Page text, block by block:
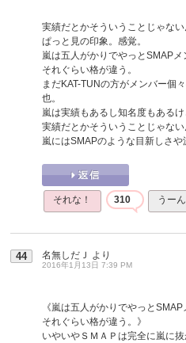
実績だとかそういうことじゃない
ぱっと見の印象。感覚。
嵐は五人がかりでやっとSMAPメ
それぐらい格が違う。
まだKAT-TUNの方がメンバー個
也。
嵐は実績もあるし知名度もある
実績だとかそういうことじゃない
嵐にはSMAPのような目新しさや
それな！ 310 うー
44 名無しだＪ より
2016年1月13日 7:39 PM
《嵐は五人がかりでやっと
それぐらい格が違う。》
いやいやＳＭＡＰは完全に嵐に抜